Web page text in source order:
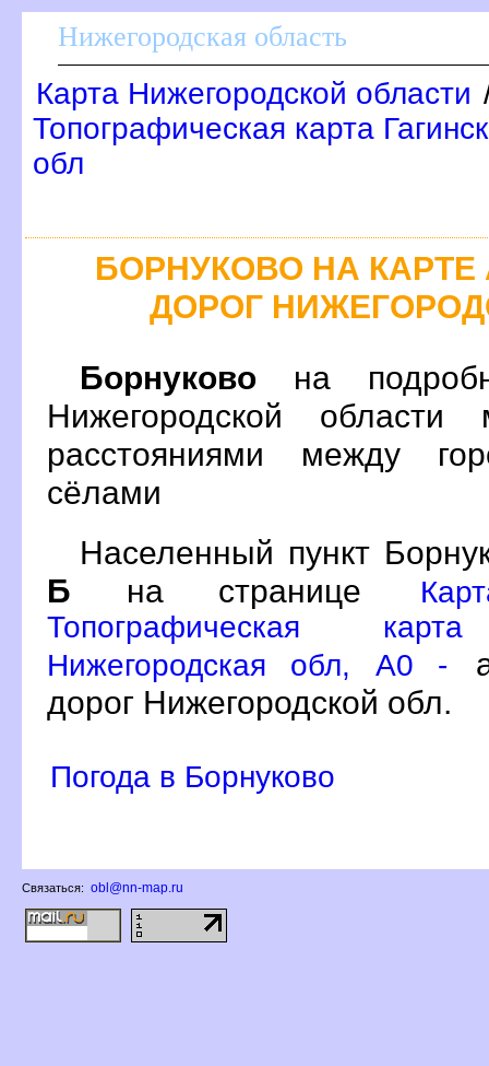
Нижегородская область
Карта Нижегородской области
Топографическая карта
обл
БОРНУКОВО НА
ДОРОГ
Борнуково на
Нижегородской
расстояниями между
сёлами
Населенный пункт
Б на странице
Топографическая
Нижегородская обл, A0 -
дорог Нижегородской обл.
Погода в Борнуково
Связаться: obl@nn-map.ru